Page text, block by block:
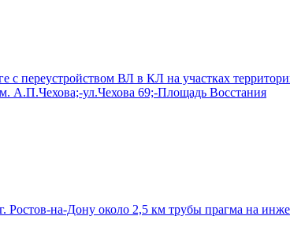
с переустройством ВЛ в КЛ на участках
А.П.Чехова;-ул.Чехова 69;-Площадь Восстания
Ростов-на-Дону около 2,5 км трубы прагма на